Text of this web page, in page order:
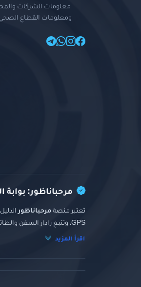
معلومات الشركات
ومعلومات القطاع الصحي
مرحباناظور: بوابة
تعتبر منصة مرحباناظور
GPS، وتتبع رادار السفن والطائرات المباشر، والدليل الطبي والتجاري الشامل.
اقرأ المزيد